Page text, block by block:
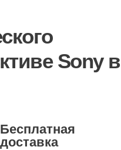
Sony в
Бесплатная
доставка